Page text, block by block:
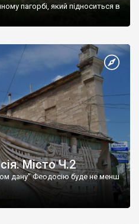
пагорбі, який підноситься в
Місто Ч.2
дану" Феодосію буде не менш